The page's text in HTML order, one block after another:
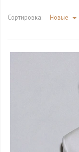
Сортировка: Новые